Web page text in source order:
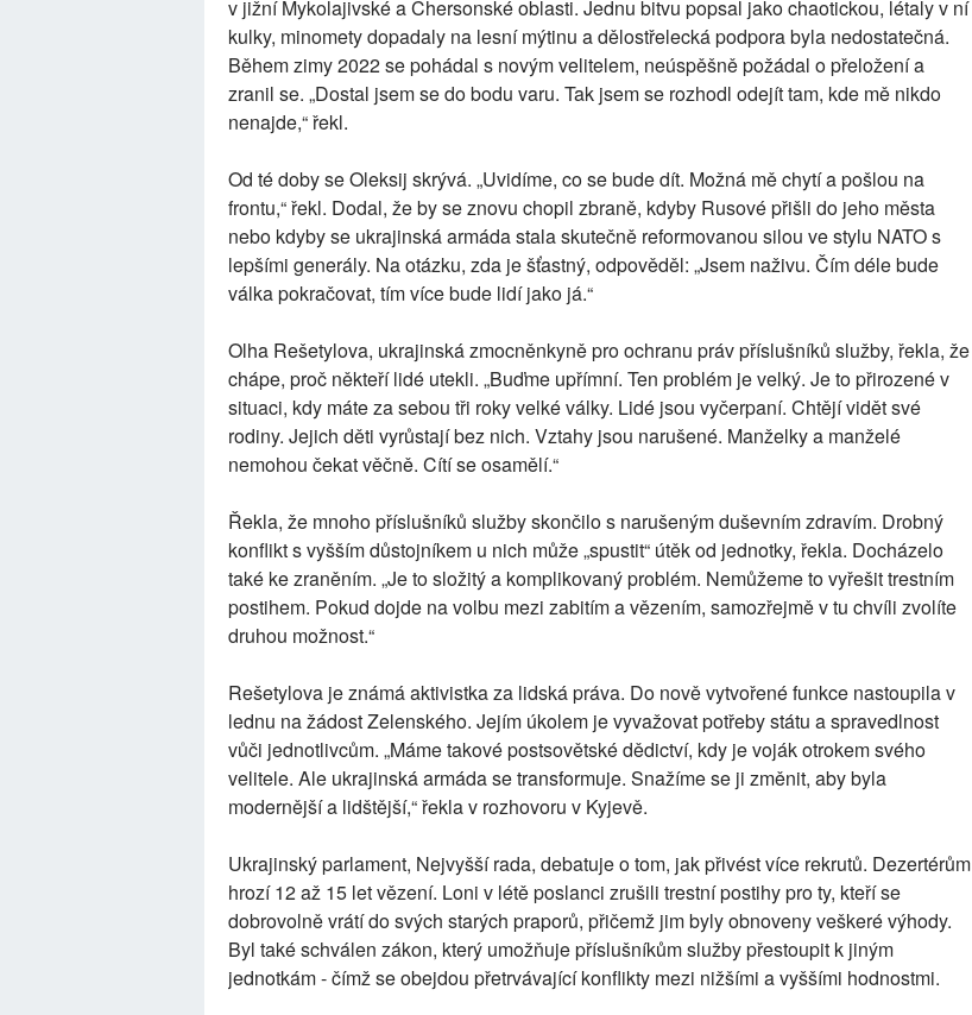
v jižní Mykolajivské a Chersonské oblasti. Jednu bitvu popsal jako chaotickou, létaly v ní
kulky, minomety dopadaly na lesní mýtinu a dělostřelecká podpora byla nedostatečná.
Během zimy 2022 se pohádal s novým velitelem, neúspěšně požádal o přeložení a
zranil se. „Dostal jsem se do bodu varu. Tak jsem se rozhodl odejít tam, kde mě nikdo
nenajde,“ řekl.
Od té doby se Oleksij skrývá. „Uvidíme, co se bude dít. Možná mě chytí a pošlou na
frontu,“ řekl. Dodal, že by se znovu chopil zbraně, kdyby Rusové přišli do jeho města
nebo kdyby se ukrajinská armáda stala skutečně reformovanou silou ve stylu NATO s
lepšími generály. Na otázku, zda je šťastný, odpověděl: „Jsem naživu. Čím déle bude
válka pokračovat, tím více bude lidí jako já.“
Olha Rešetylova, ukrajinská zmocněnkyně pro ochranu práv příslušníků služby, řekla, že
chápe, proč někteří lidé utekli. „Buďme upřímní. Ten problém je velký. Je to přirozené v
situaci, kdy máte za sebou tři roky velké války. Lidé jsou vyčerpaní. Chtějí vidět své
rodiny. Jejich děti vyrůstají bez nich. Vztahy jsou narušené. Manželky a manželé
nemohou čekat věčně. Cítí se osamělí.“
Řekla, že mnoho příslušníků služby skončilo s narušeným duševním zdravím. Drobný
konflikt s vyšším důstojníkem u nich může „spustit“ útěk od jednotky, řekla. Docházelo
také ke zraněním. „Je to složitý a komplikovaný problém. Nemůžeme to vyřešit trestním
postihem. Pokud dojde na volbu mezi zabitím a vězením, samozřejmě v tu chvíli zvolíte
druhou možnost.“
Rešetylova je známá aktivistka za lidská práva. Do nově vytvořené funkce nastoupila v
lednu na žádost Zelenského. Jejím úkolem je vyvažovat potřeby státu a spravedlnost
vůči jednotlivcům. „Máme takové postsovětské dědictví, kdy je voják otrokem svého
velitele. Ale ukrajinská armáda se transformuje. Snažíme se ji změnit, aby byla
modernější a lidštější,“ řekla v rozhovoru v Kyjevě.
Ukrajinský parlament, Nejvyšší rada, debatuje o tom, jak přivést více rekrutů. Dezertérům
hrozí 12 až 15 let vězení. Loni v létě poslanci zrušili trestní postihy pro ty, kteří se
dobrovolně vrátí do svých starých praporů, přičemž jim byly obnoveny veškeré výhody.
Byl také schválen zákon, který umožňuje příslušníkům služby přestoupit k jiným
jednotkám - čímž se obejdou přetrvávající konflikty mezi nižšími a vyššími hodnostmi.